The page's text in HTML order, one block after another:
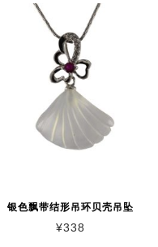
银色飘带结形吊环贝壳吊坠
¥338